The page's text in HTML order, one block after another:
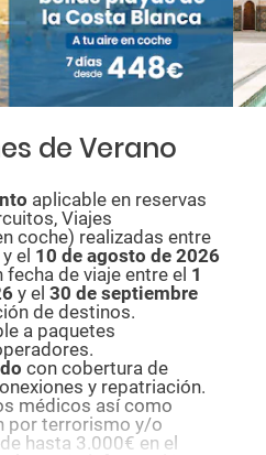
de Verano
aplicable en reservas
Viajes
coche) realizadas entre
y el 10 de agosto de 2026
de viaje entre el 1
y el 30 de septiembre
de destinos.
a paquetes
con cobertura de
y repatriación.
médicos así como
por terrorismo y/o
hasta 3.000€ en el